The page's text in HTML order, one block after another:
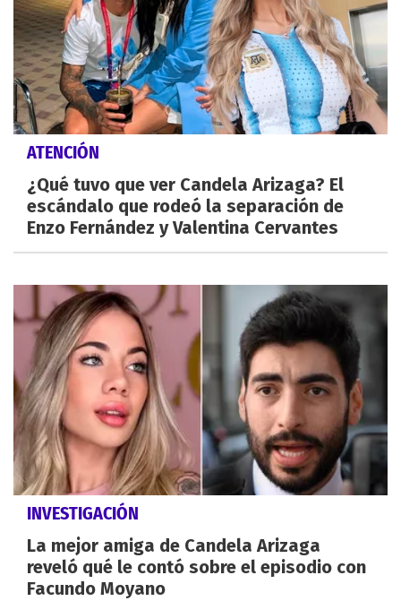
ATENCIÓN
¿Qué tuvo que ver Candela Arizaga? El
escándalo que rodeó la separación de
Enzo Fernández y Valentina Cervantes
INVESTIGACIÓN
La mejor amiga de Candela Arizaga
reveló qué le contó sobre el episodio con
Facundo Moyano